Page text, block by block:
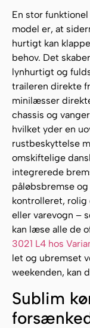
En stor
model er, at
hurtigt kan
behov. Det
lynhurtigt og
traileren direkte
minilæsser
chassis og
hvilket yder en
rustbeskyttelse
omskiftelige
integrerede
påløbsbremse
kontrolleret,
eller varevogn –
kan læse alle de
3021 L4 hos
let og ubremset
weekenden, kan
Sublim